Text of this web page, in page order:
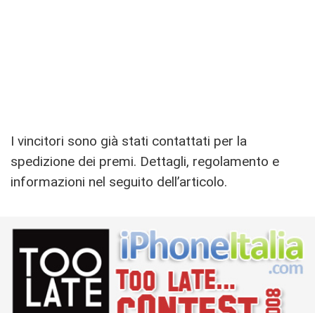
I vincitori sono già stati contattati per la
spedizione dei premi. Dettagli, regolamento e
informazioni nel seguito dell’articolo.